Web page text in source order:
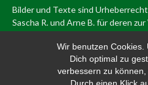
Wir benutzen
Dich optimal zu
verbessern zu
Bilder und Texte sind
Sascha R. und Arne B. für deren
© Elmshorn Alligators 1998 – 2026
info@alligators.de